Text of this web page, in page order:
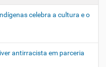
celebra a cultura e o
antirracista em parceria